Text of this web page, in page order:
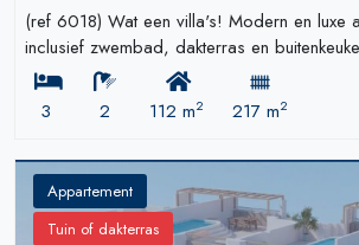
(ref 6018) Wat een villa's! Modern en luxe
inclusief zwembad, dakterras en
3 2 112 m2 217 m2
Appartement
Tuin of dakterras